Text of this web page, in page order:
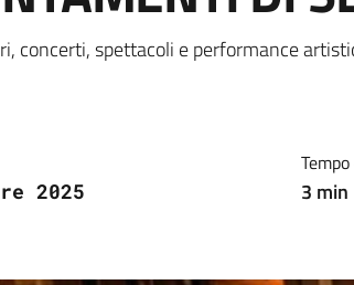
della notizia
concerti, spettacoli e performance
2025
3 min